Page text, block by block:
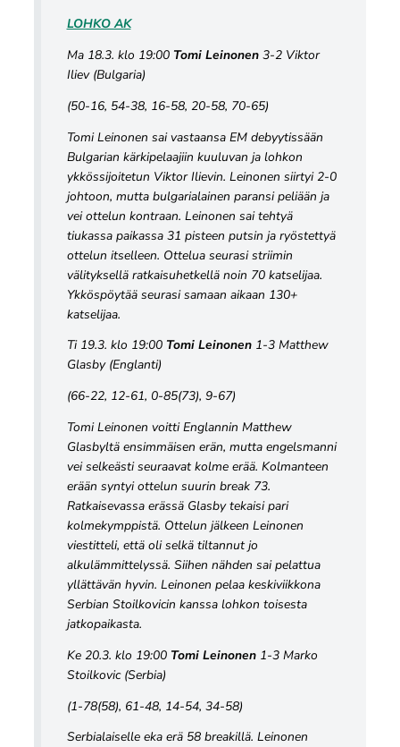
LOHKO AK
Ma 18.3. klo 19:00 Tomi Leinonen3-2 Viktor
Iliev (Bulgaria)
(50-16, 54-38, 16-58, 20-58, 70-65)
Tomi Leinonen sai vastaansa EM debyytissään
Bulgarian kärkipelaajiin kuuluvan ja lohkon
ykkössijoitetun Viktor Ilievin. Leinonen siirtyi 2-0
johtoon, mutta bulgarialainen paransi peliään ja
vei ottelun kontraan. Leinonen sai tehtyä
tiukassa paikassa 31 pisteen putsin ja ryöstettyä
ottelun itselleen. Ottelua seurasi striimin
välityksellä ratkaisuhetkellä noin 70 katselijaa.
Ykköspöytää seurasi samaan aikaan 130+
katselijaa.
Ti 19.3. klo 19:00 Tomi Leinonen1-3 Matthew
Glasby (Englanti)
(66-22, 12-61, 0-85(73), 9-67)
Tomi Leinonen voitti Englannin Matthew
Glasbyltä ensimmäisen erän, mutta engelsmanni
vei selkeästi seuraavat kolme erää. Kolmanteen
erään syntyi ottelun suurin break 73.
Ratkaisevassa erässä Glasby tekaisi pari
kolmekymppistä. Ottelun jälkeen Leinonen
viestitteli, että oli selkä tiltannut jo
alkulämmittelyssä. Siihen nähden sai pelattua
yllättävän hyvin. Leinonen pelaa keskiviikkona
Serbian Stoilkovicin kanssa lohkon toisesta
jatkopaikasta.
Ke 20.3. klo 19:00 Tomi Leinonen1-3 Marko
Stoilkovic (Serbia)
(1-78(58), 61-48, 14-54, 34-58)
Serbialaiselle eka erä 58 breakillä. Leinonen